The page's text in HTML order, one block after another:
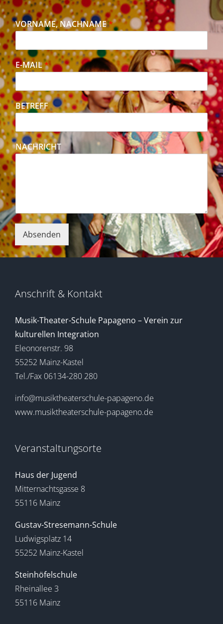
VORNAME, NACHNAME*
E-MAIL*
BETREFF
NACHRICHT
Absenden
Anschrift & Kontakt
Musik-Theater-Schule Papageno – Verein zur
kulturellen Integration
Eleonorenstr. 98
55252 Mainz-Kastel
Tel./Fax 06134-280 280
info@musiktheaterschule-papageno.de
www.musiktheaterschule-papageno.de
Veranstaltungsorte
Haus der Jugend
Mitternachtsgasse 8
55116 Mainz
Gustav-Stresemann-Schule
Ludwigsplatz 14
55252 Mainz-Kastel
Steinhöfelschule
Rheinallee 3
55116 Mainz